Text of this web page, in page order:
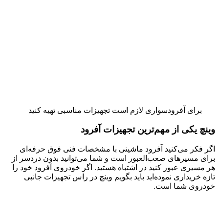
برای آفرودسواری لازم است تجهیزات مناسبی تهیه کنید
وینچ یکی از مهم‌ترین تجهیزات آفرود
اگر فکر می‌کنید آفرود ماشینی با مشخصات فنی فوق حرفه‌ای
برای مسیرهای صعب‌العبور است و شما می‌توانید بدون دردسر از
هر مسیری عبور کنید در اشتباه هستید. اگر خودروی آفرود خود را
تازه خریداری نموده‌اید باید بگویم وینچ در راس تجهیزات جانبی
خودروی شما است.